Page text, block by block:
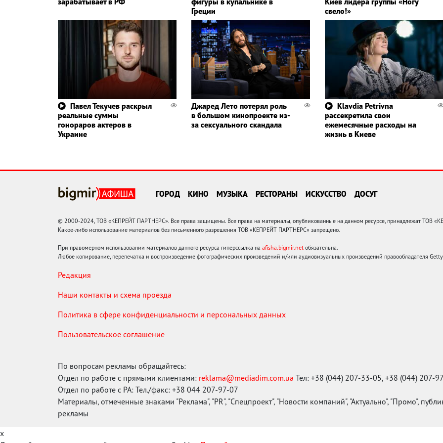
Греции
свело!»
Павел Текучев раскрыл
реальные суммы
гонораров актеров в
Украине
Джаред Лето потерял роль
в большом кинопроекте из-
за сексуального скандала
Klavdia Petrivna
рассекретила свои
ежемесячные расходы на
жизнь в Киеве
ГОРОД КИНО МУЗЫКА РЕСТОРАНЫ ИСКУССТВО ДОСУГ
© 2000-2024, ТОВ «КЕПРЕЙТ ПАРТНЕРС». Все права защищены. Все права на материалы, опубликованные на данном ресурсе, принадлежат ТОВ
Какое-либо использование материалов без письменного разрешения ТОВ «КЕПРЕЙТ ПАРТНЕРС» запрещено.
При правомерном использовании материалов данного ресурса гиперссылка на afisha.bigmir.net обязательна.
Любое копирование, перепечатка и воспроизведение фотографических произведений и/или аудиовизуальных произведений правообладателя Getty
Редакция
Наши контакты и схема проезда
Политика в сфере конфиденциальности и персональных данных
Пользовательское соглашение
По вопросам рекламы обращайтесь:
Отдел по работе с прямыми клиентами: reklama@mediadim.com.ua Тел: +38 (044) 207-33-05, +38 (044) 207-
Отдел по работе с РА: Тел./факс: +38 044 207-97-07
Материалы, отмеченные знаками "Реклама", "PR", "Спецпроект", "Новости компаний", "Актуально", "Промо",
рекламы
x